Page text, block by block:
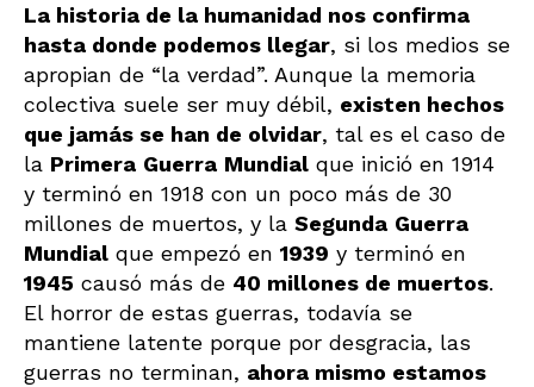
La historia de la humanidad nos confirma
hasta donde podemos llegar, si los medios se
apropian de “la verdad”. Aunque la memoria
colectiva suele ser muy débil, existen hechos
que jamás se han de olvidar, tal es el caso de
la Primera Guerra Mundial que inició en 1914
y terminó en 1918 con un poco más de 30
millones de muertos, y la Segunda Guerra
Mundial que empezó en 1939 y terminó en
1945 causó más de 40 millones de muertos.
El horror de estas guerras, todavía se
mantiene latente porque por desgracia, las
guerras no terminan, ahora mismo estamos